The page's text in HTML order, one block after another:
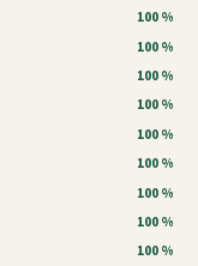
100 %
100 %
100 %
100 %
100 %
100 %
100 %
100 %
100 %